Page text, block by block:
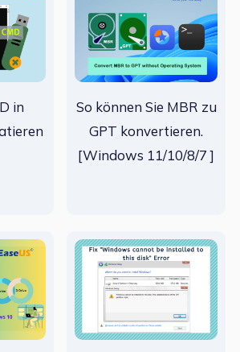
in
So können Sie MBR zu
GPT konvertieren.
[Windows 11/10/8/7 ]